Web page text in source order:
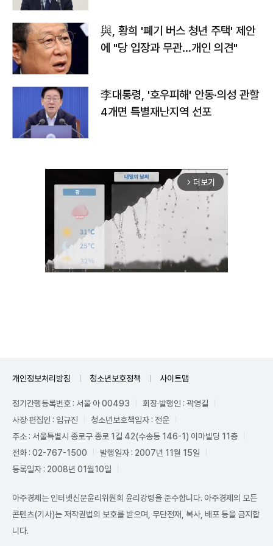
與, 황희 '폐기 버스 청년 주택' 제안
에 "당 입장과 무관…개인 의견"
李대통령, '호우피해' 안동·의성 관할
4개면 특별재난지역 선포
arrow_forward_ios 더보기
개인정보처리방침 청소년보호정책 사이트맵
정기간행등록번호 : 서울 아 00493
회장·발행인 : 곽영길
사장·편집인 : 임규진
청소년보호책임자 : 전운
주소 : 서울특별시 종로구 종로 1길 42(수송동 146-1) 이마빌딩 11층
전화 : 02-767-1500
발행일자 : 2007년 11월 15일
등록일자 : 2008년 01월10일
아주경제는 인터넷신문윤리위원회 윤리강령을 준수합니다. 아주경제의 모든
콘텐츠(기사)는 저작권법의 보호를 받으며, 무단전재, 복사, 배포 등을 금지합
니다.